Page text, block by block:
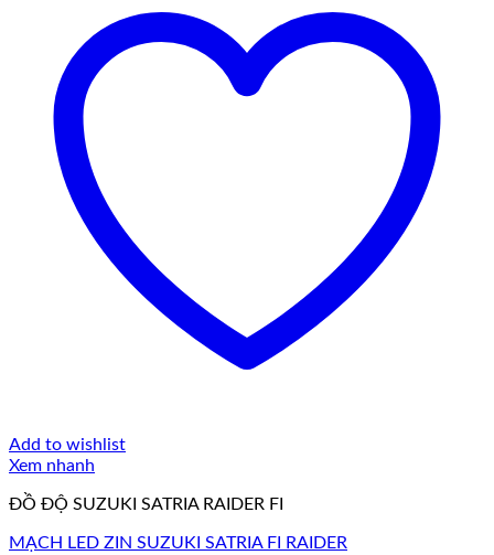
Add to wishlist
Xem nhanh
ĐỒ ĐỘ SUZUKI SATRIA RAIDER FI
MẠCH LED ZIN SUZUKI SATRIA FI RAIDER